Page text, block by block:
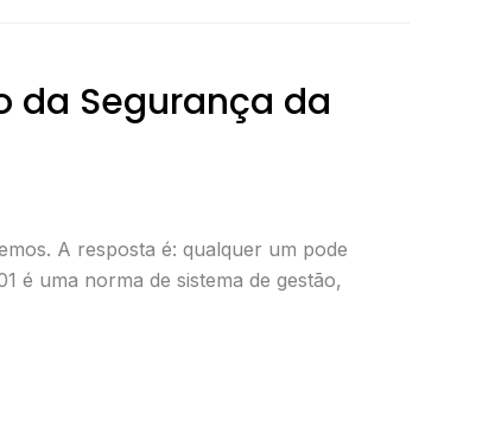
da Segurança da
A resposta é: qualquer um pode
é uma norma de sistema de gestão,